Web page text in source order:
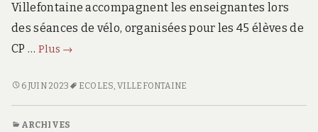
Villefontaine accompagnent les enseignantes lors
des séances de vélo, organisées pour les 45 élèves de
CP … Plus
Savoir
à
/
→
SAVOIR
6 JUIN 2023 ECOLES ,VILLEFONTAINE
ARCHIVES